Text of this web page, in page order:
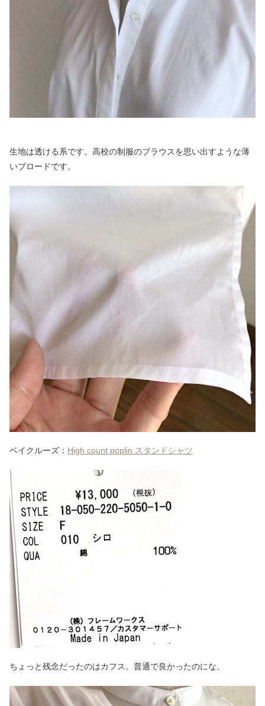
生地は透ける系です。高校の制服のブラウスを思い出すような薄
いブロードです。
ベイクルーズ： High count poplin スタンドシャツ
ちょっと残念だったのはカフス。普通で良かったのにな。